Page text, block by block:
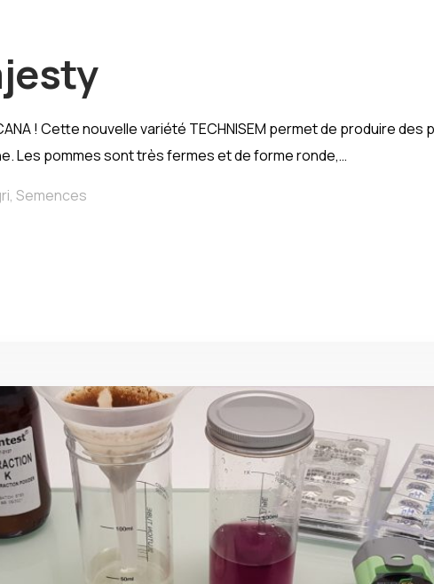
! Cette nouvelle variété TECHNISEM permet de produire des
Les pommes sont très fermes et de forme ronde,…
, Semences